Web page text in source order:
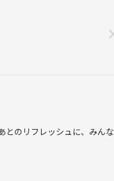
とのリフレッシュに、みんな